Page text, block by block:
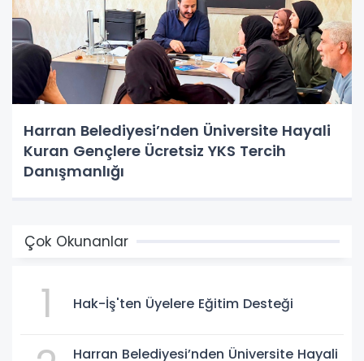
Harran Belediyesi’nden Üniversite Hayali
Kuran Gençlere Ücretsiz YKS Tercih
Danışmanlığı
Çok Okunanlar
1 Hak-İş'ten Üyelere Eğitim Desteği
Harran Belediyesi’nden Üniversite Hayali